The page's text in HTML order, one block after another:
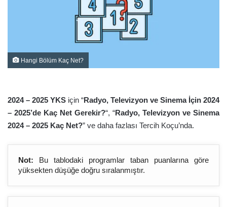
Hangi Bölüm Kaç Net?
2024 – 2025 YKS için “Radyo, Televizyon ve Sinema İçin 2024
– 2025’de Kaç Net Gerekir?“, “Radyo, Televizyon ve Sinema
2024 – 2025 Kaç Net?” ve daha fazlası Tercih Koçu’nda.
Not: Bu tablodaki programlar taban puanlarına göre
yüksekten düşüğe doğru sıralanmıştır.